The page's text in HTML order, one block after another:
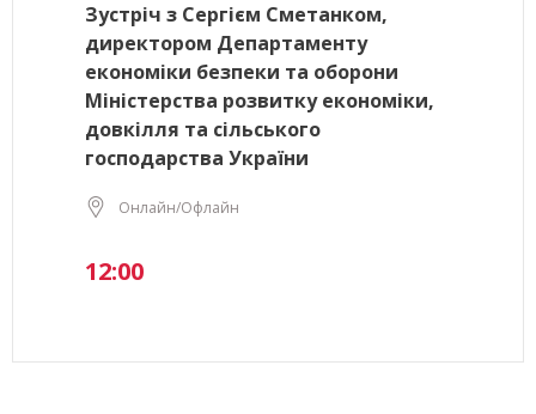
Зустріч з Сергієм Сметанком,
директором Департаменту
економіки безпеки та оборони
Міністерства розвитку економіки,
довкілля та сільського
господарства України
Онлайн/Офлайн
12:00